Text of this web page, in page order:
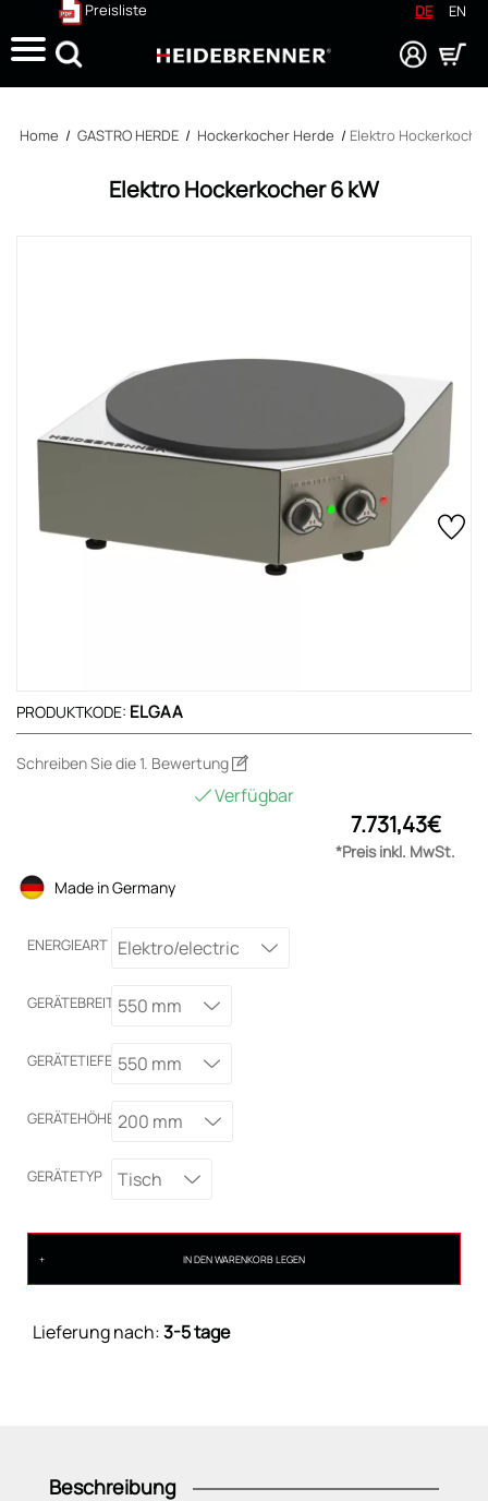
Preisliste DE EN
Suche
Home / GASTRO HERDE / Hockerkocher Herde / Elektro
Elektro Hockerkocher 6 kW
PRODUKTKODE: ELGAA
Schreiben Sie die 1. Bewertung
Verfügbar
7.731,43€
*Preis inkl. MwSt.
Made in Germany
ENERGIEART Elektro/electric
GERÄTEBREITE550 mm
GERÄTETIEFE 550 mm
GERÄTEHÖHE 200 mm
GERÄTETYP Tisch
IN DEN WARENKORB LEGEN
Lieferung nach:3-5 tage
Beschreibung